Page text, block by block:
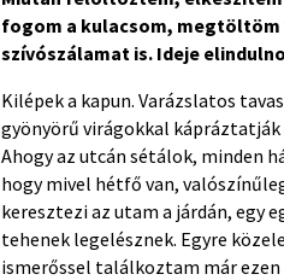
fogom a kulacsom, megtöltöm
szívószálamat is. Ideje
Kilépek a kapun. Varázslatos
gyönyörű virágokkal
Ahogy az utcán sétálok, minden
hogy mivel hétfő van,
keresztezi az utam a járdán, egy
tehenek legelésznek. Egyre
ismerőssel találkoztam már ezen